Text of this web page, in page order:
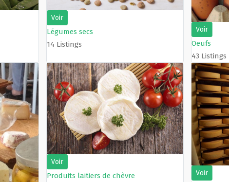
Voir
Légumes secs
14 Listings
Voir
Oeufs
43 Listings
Voir
Produits laitiers de chèvre
Voir